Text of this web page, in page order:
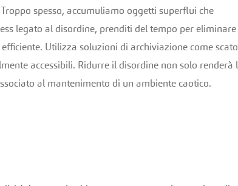
spesso, accumuliamo oggetti superflui che
legato al disordine, prenditi del tempo per
Utilizza soluzioni di archiviazione come
accessibili. Ridurre il disordine non solo renderà
al mantenimento di un ambiente caotico.